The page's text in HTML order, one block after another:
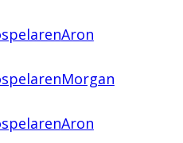
Aron
Morgan
Aron